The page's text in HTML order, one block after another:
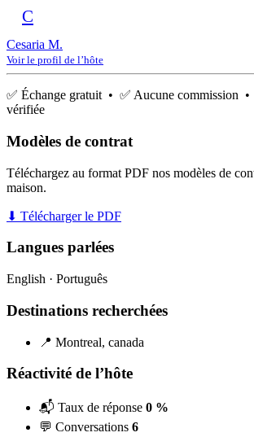
C
Cesaria M.
Voir le profil de l’hôte
✅ Échange gratuit • ✅ Aucune commission
vérifiée
Modèles de contrat
Téléchargez au format PDF nos modèles de
maison.
⬇ Télécharger le PDF
Langues parlées
English · Português
Destinations recherchées
📍 Montreal, canada
Réactivité de l’hôte
📬 Taux de réponse 0 %
💬 Conversations 6